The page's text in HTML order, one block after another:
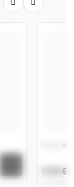
Huile
9,95 €
3